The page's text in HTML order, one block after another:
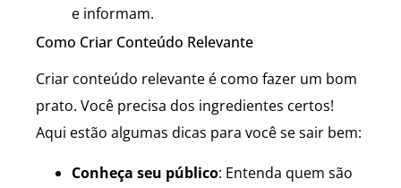
e informam.
Como Criar Conteúdo Relevante
Criar conteúdo relevante é como fazer um bom
prato. Você precisa dos ingredientes certos!
Aqui estão algumas dicas para você se sair bem:
Conheça seu público: Entenda quem são